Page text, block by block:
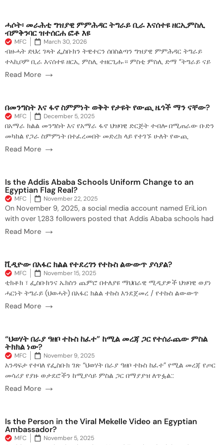
ሓሶት፡ መራሕቲ ግዝያዊ ምምሕዳር ትግራይ ቢራ እናሰተዩ ዘርኢምስሊ
ብምቅንባር ዝተሰርሐ ፎቶ እዩ
MFC March 30, 2026
ብዙሓት ድህረ ገጻት ፌስቡክን ትዊተርን ሰበስልጣን ግዝያዊ ምምሕዳር ትግራይ
ተኣኪቦም ቢራ እናሰተዩ ዘርኢ ምስሊ ተዘርጊሑ። ምስቲ ምስሊ ድማ “ትግራይ ናይ
Read More →
በመንግስት እና ፋኖ ስምምነት ወቅት የታዩት የውጪ ዜጎች ማን ናቸው?
MFC December 5, 2025
በአማራ ክልል መንግስት እና የአማራ ፋኖ ህዝባዊ ድርጅት ተብሎ በሚጠራው ቡድን
መካከል የጋራ ስምምነት በተፈረመበት መድረክ ላይ የተገኙ ሁለት የውጪ
Read More →
Is the Addis Ababa Schools Uniform Change to an
Egyptian Flag Real?
MFC November 22, 2025
On November 9, 2025, a social media account named EriLion
with over 1,283 followers posted that Addis Ababa schools had
Read More →
ቪዲዮው በአፋር ክልል የተደረገን የተኩስ ልውውጥ ያሳያል?
MFC November 15, 2025
ቲክቶክ ፣ ፌስቡክንና ኤክስን ጨምሮ በተለያዩ ማህበራዊ ሚዲያዎች ህዝባዊ ወያነ
ሓርነት ትግራይ (ህወሓት) በአፋር ክልል ተኩስ እንደጀመረ / የተኩስ ልውውጥ
Read More →
“ህወሃት በራያ ዓዘቦ ተኩስ ከፈተ” ከሚል መረጃ ጋር የተሰራጨው ምስል
ትክክል ነው?
MFC November 9, 2025
አንዳፍታ የተባለ የፌስቡክ ገጽ “ህወሃት በራያ ዓዘቦ ተኩስ ከፈተ” የሚል መረጃ የጦር
መሳሪያ የያዙ ወታደሮችን ከሚያሳይ ምስል ጋር በማያያዝ ለጥፏል::
Read More →
Is the Person in the Viral Mekelle Video an Egyptian
Ambassador?
MFC November 5, 2025